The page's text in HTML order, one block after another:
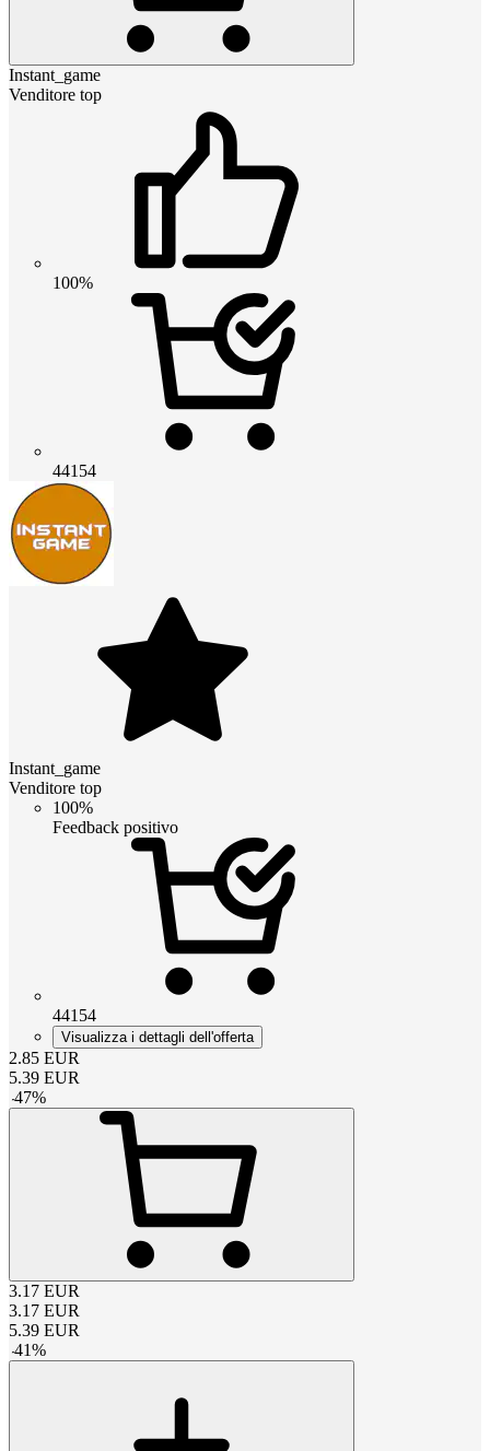
Instant_game
Venditore top
100%
44154
Instant_game
Venditore top
100%
Feedback positivo
44154
Visualizza i dettagli dell'offerta
2.85 EUR
5.39 EUR
-47%
3.17 EUR
3.17 EUR
5.39 EUR
-41%